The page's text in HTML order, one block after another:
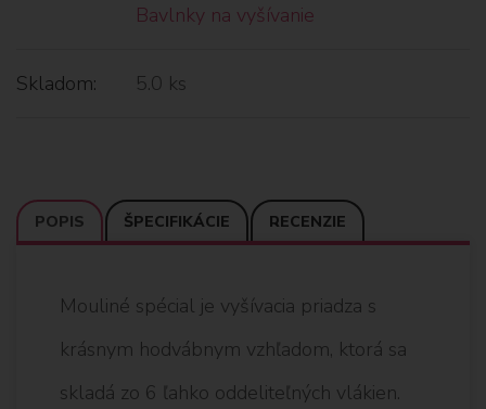
Bavlnky na vyšívanie
Skladom: 5.0 ks
POPIS ŠPECIFIKÁCIE RECENZIE
Mouliné spécial je vyšívacia priadza s
krásnym hodvábnym vzhľadom, ktorá sa
skladá zo 6 ľahko oddeliteľných vlákien.